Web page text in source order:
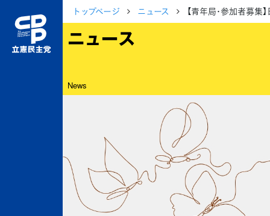
トップページ ニュース 【青年局･参加者募集
ニュース
News